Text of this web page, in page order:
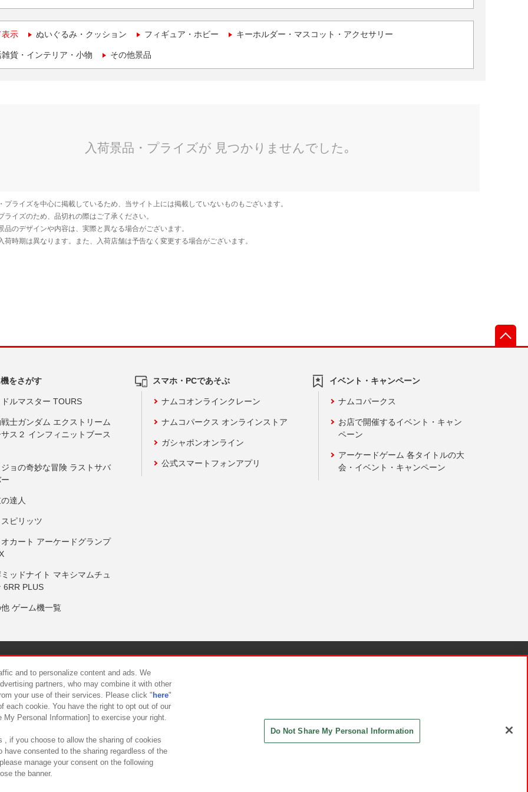
表示 ぬいぐるみ・クッション フィギュア・ホビー キーホルダー・マスコット・アクセサリー
貨・インテリア・小物 その他景品
をさがす
ルマスター TOURS
士ガンダム エクストリーム
ス２ インフィニットブース
ョの奇妙な冒険 ラストサバ
達人
ピリッツ
カート アーケードグランプ
ッドナイト マキシマムチュ
6RR PLUS
ゲーム機一覧
スマホ・PCであそぶ
ナムコオンラインクレーン
ナムコパークス オンラインストア
ガシャポンオンライン
公式スマートフォンアプリ
イベント・キャンペーン
ナムコパークス
お店で開催するイベント・キャン
ペーン
アーケードゲーム 各タイトルの大
会・イベント・キャンペーン
について カスタマーハラスメント対応方針
and to personalize content and ads. We
partners, who may combine it with other
your use of their services. Please click " here"
each cookie. You have the right to opt out of our
Personal Information] to exercise your right.
, if you choose to allow the sharing of cookies
have consented to the sharing regardless of the
manage your consent on the following
the banner.
Do Not Share My Personal Information